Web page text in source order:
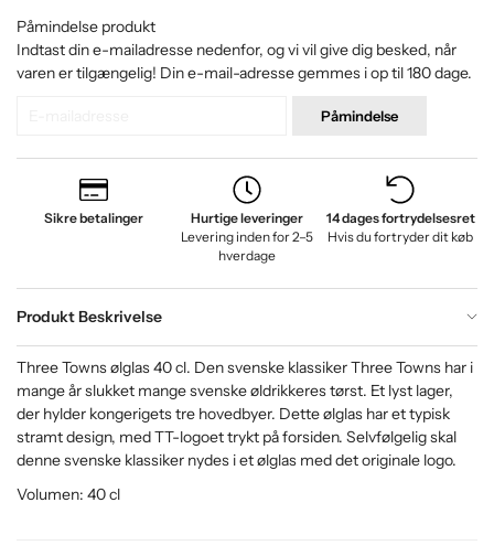
Påmindelse produkt
Indtast din e-mailadresse nedenfor, og vi vil give dig besked, når
varen er tilgængelig! Din e-mail-adresse gemmes i op til 180 dage.
Påmindelse
Sikre betalinger
Hurtige leveringer
Levering inden for 2–5
hverdage
14 dages fortrydelsesret
Hvis du fortryder dit køb
Produkt Beskrivelse
Three Towns ølglas 40 cl. Den svenske klassiker Three Towns har i
mange år slukket mange svenske øldrikkeres tørst. Et lyst lager,
der hylder kongerigets tre hovedbyer. Dette ølglas har et typisk
stramt design, med TT-logoet trykt på forsiden. Selvfølgelig skal
denne svenske klassiker nydes i et ølglas med det originale logo.
Volumen: 40 cl